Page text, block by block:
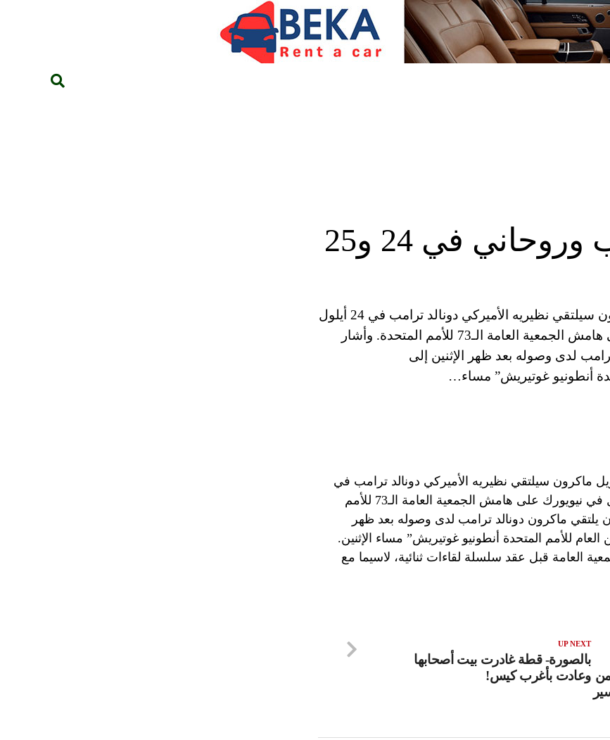
ماكرون سيلتقي ترامب وروحاني في 24 و25
أعلن قصر الإليزيه أن الرئيس الفرنسي إيمانويل ماكرون سيلتقي نظيريه الأميركي دونالد ترامب في 24 أيلول
والإيراني حسن روحاني في 25 أيلول في نيويورك على هامش الجمعية العامة الـ73 للأمم المتحدة. وأشار
ترامب لدى وصوله بعد ظهر الإثنين إلى
أنطونيو غوتيريش” مساء…
ماكرون سيلتقي نظيريه الأميركي دونالد ترامب في
24 أيلول والإيراني حسن روحاني في 25 أيلول في نيويورك على هامش الجمعية العامة الـ73 للأمم
أن يلتقي ماكرون دونالد ترامب لدى وصوله بعد ظهر
العام للأمم المتحدة أنطونيو غوتيريش” مساء الإثنين.
العامة قبل عقد سلسلة لقاءات ثنائية، لاسيما مع
UP NEXT
بالصورة- قطة غادرت بيت أصحابها
وعادت بأغرب كيس!